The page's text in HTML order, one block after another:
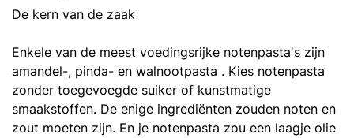
De kern van de zaak
Enkele van de meest voedingsrijke notenpasta's zijn
amandel-, pinda- en walnootpasta . Kies notenpasta
zonder toegevoegde suiker of kunstmatige
smaakstoffen. De enige ingrediënten zouden noten en
zout moeten zijn. En je notenpasta zou een laagje olie